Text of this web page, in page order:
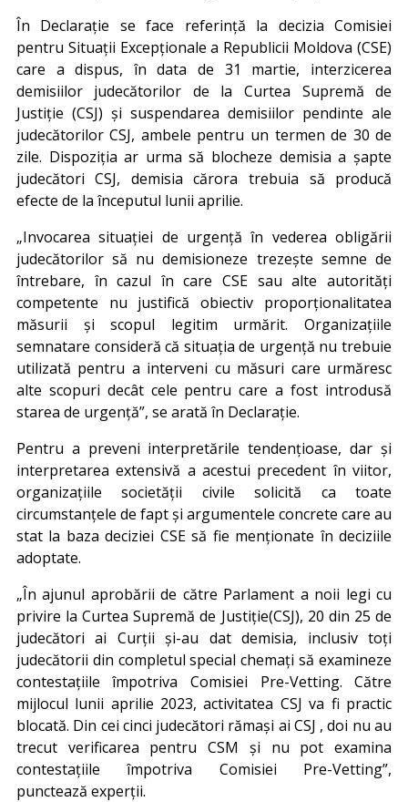
În Declarație se face referință la decizia Comisiei
pentru Situații Excepționale a Republicii Moldova (CSE)
care a dispus, în data de 31 martie, interzicerea
demisiilor judecătorilor de la Curtea Supremă de
Justiție (CSJ) și suspendarea demisiilor pendinte ale
judecătorilor CSJ, ambele pentru un termen de 30 de
zile. Dispoziția ar urma să blocheze demisia a șapte
judecători CSJ, demisia cărora trebuia să producă
efecte de la începutul lunii aprilie.
„Invocarea situației de urgență în vederea obligării
judecătorilor să nu demisioneze trezește semne de
întrebare, în cazul în care CSE sau alte autorități
competente nu justifică obiectiv proporționalitatea
măsurii și scopul legitim urmărit. Organizațiile
semnatare consideră că situația de urgență nu trebuie
utilizată pentru a interveni cu măsuri care urmăresc
alte scopuri decât cele pentru care a fost introdusă
starea de urgență”, se arată în Declarație.
Pentru a preveni interpretările tendențioase, dar și
interpretarea extensivă a acestui precedent în viitor,
organizațiile societății civile solicită ca toate
circumstanțele de fapt și argumentele concrete care au
stat la baza deciziei CSE să fie menționate în deciziile
adoptate.
„În ajunul aprobării de către Parlament a noii legi cu
privire la Curtea Supremă de Justiție(CSJ), 20 din 25 de
judecători ai Curții și-au dat demisia, inclusiv toți
judecătorii din completul special chemați să examineze
contestațiile împotriva Comisiei Pre-Vetting. Către
mijlocul lunii aprilie 2023, activitatea CSJ va fi practic
blocată. Din cei cinci judecători rămași ai CSJ , doi nu au
trecut verificarea pentru CSM și nu pot examina
contestațiile împotriva Comisiei Pre-Vetting”,
punctează experții.